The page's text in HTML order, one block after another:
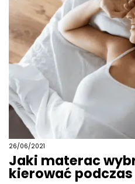
26/06/2021
Jaki materac
kierować